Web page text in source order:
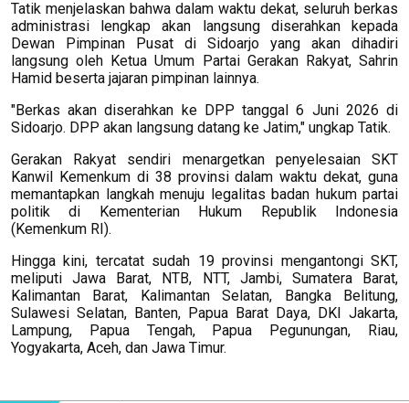
Tatik menjelaskan bahwa dalam waktu dekat, seluruh berkas
administrasi lengkap akan langsung diserahkan kepada
Dewan Pimpinan Pusat di Sidoarjo yang akan dihadiri
langsung oleh Ketua Umum Partai Gerakan Rakyat, Sahrin
Hamid beserta jajaran pimpinan lainnya.
"Berkas akan diserahkan ke DPP tanggal 6 Juni 2026 di
Sidoarjo. DPP akan langsung datang ke Jatim," ungkap Tatik.
Gerakan Rakyat sendiri menargetkan penyelesaian SKT
Kanwil Kemenkum di 38 provinsi dalam waktu dekat, guna
memantapkan langkah menuju legalitas badan hukum partai
politik di Kementerian Hukum Republik Indonesia
(Kemenkum RI).
Hingga kini, tercatat sudah 19 provinsi mengantongi SKT,
meliputi Jawa Barat, NTB, NTT, Jambi, Sumatera Barat,
Kalimantan Barat, Kalimantan Selatan, Bangka Belitung,
Sulawesi Selatan, Banten, Papua Barat Daya, DKI Jakarta,
Lampung, Papua Tengah, Papua Pegunungan, Riau,
Yogyakarta, Aceh, dan Jawa Timur.